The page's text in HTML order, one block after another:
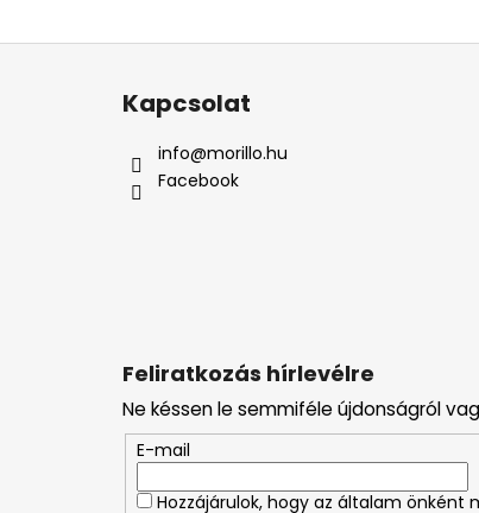
L
Feliratkozás hírlevélre
Ne késsen le semmiféle újdonságról
E-mail
Hozzájárulok, hogy az általam
Kapcsolat
info@morillo.hu
Facebook